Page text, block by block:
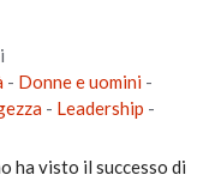
- Donne e uomini -
- Leadership -
ha visto il successo di